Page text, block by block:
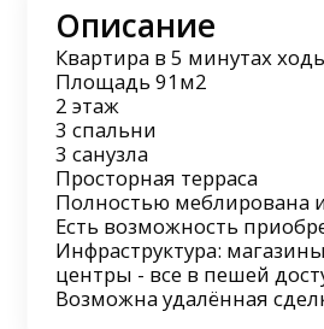
Описание
Квартира в 5 минутах
Площадь 91м2
2 этаж
3 спальни
3 санузла
Просторная терраса
Полностью меблирована
Есть возможность
Инфраструктура:
центры - все в пешей
Возможна удалённая